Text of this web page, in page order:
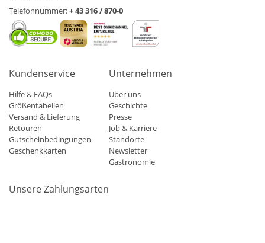
Telefonnummer:+ 43 316 / 870-0
Kundenservice
Hilfe & FAQs
Größentabellen
Versand & Lieferung
Retouren
Gutscheinbedingungen
Geschenkkarten
Unternehmen
Über uns
Geschichte
Presse
Job & Karriere
Standorte
Newsletter
Gastronomie
Unsere Zahlungsarten